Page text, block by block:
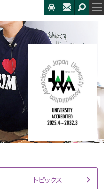
トピックス
トピックス